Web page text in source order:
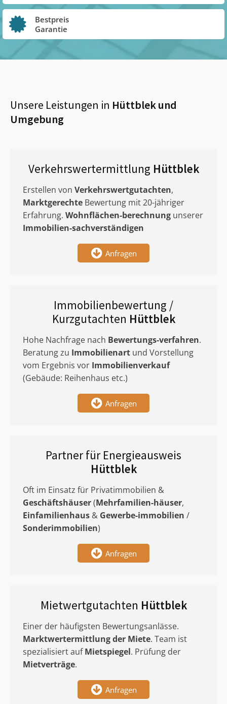
Bestpreis
Garantie
Unsere Leistungen in Hüttblekund
Umgebung
Verkehrswertermittlung Hüttblek
Erstellen von Verkehrswertgutachten,
Marktgerechte Bewertung mit 20-jähriger
Erfahrung. Wohnflächen-berechnung unserer
Immobilien-sachverständigen
Anfragen
Immobilienbewertung /
Kurzgutachten Hüttblek
Hohe Nachfrage nach Bewertungs-verfahren.
Beratung zu Immobilienart und Vorstellung
vom Ergebnis vor Immobilienverkauf
(Gebäude: Reihenhaus etc.)
Anfragen
Partner für Energieausweis
Hüttblek
Oft im Einsatz für Privatimmobilien &
Geschäftshäuser(Mehrfamilien-häuser,
Einfamilienhaus & Gewerbe-immobilien /
Sonderimmobilien)
Anfragen
Mietwertgutachten Hüttblek
Einer der häufigsten Bewertungsanlässe.
Marktwertermittlungder Miete. Team ist
spezialisiert aufMietspiegel. Prüfung der
Mietverträge.
Anfragen